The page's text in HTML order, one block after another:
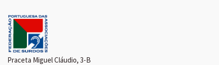
Praceta Miguel Cláudio, 3-B